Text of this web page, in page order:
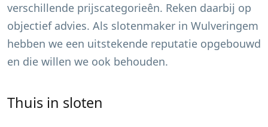
verschillende prijscategorieên. Reken daarbij op
objectief advies. Als slotenmaker in Wulveringem
hebben we een uitstekende reputatie opgebouwd
en die willen we ook behouden.
Thuis in sloten